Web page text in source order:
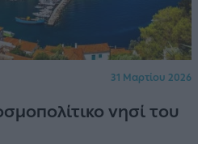
31 Μαρτίου 2026
νησί του